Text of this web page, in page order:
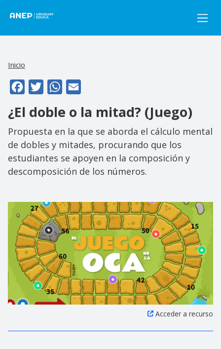
Inicio
FacebookTwitterWhatsApp
¿El doble o la mitad? (Juego)
Propuesta en la que se aborda el cálculo mental
de dobles y mitades, procurando que los
estudiantes se apoyen en la composición y
descomposición de los números.
Acceder a recurso